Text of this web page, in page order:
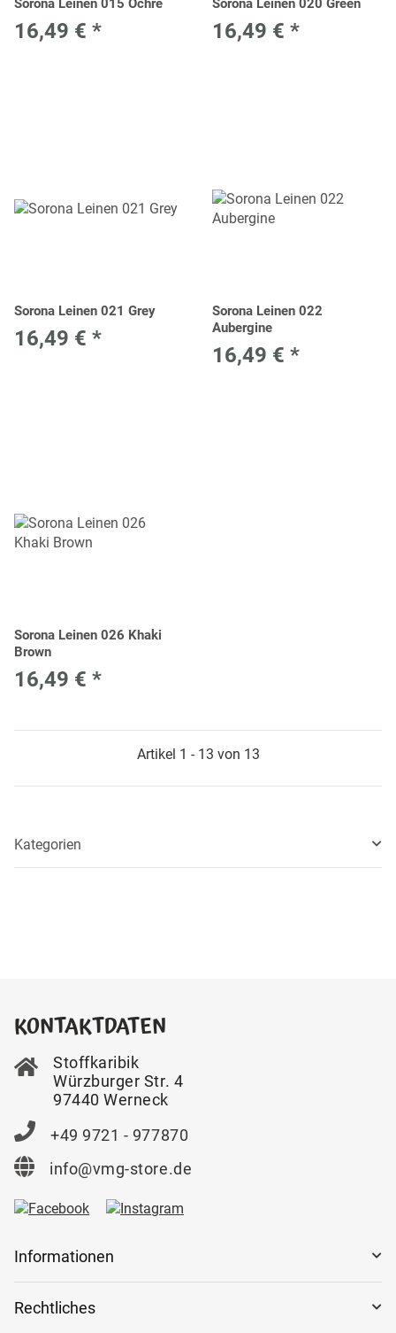
Sorona Leinen 015 Ochre
16,49 € *
Sorona Leinen 020 Green
16,49 € *
Sorona Leinen 021 Grey
16,49 € *
Sorona Leinen 022
Aubergine
16,49 € *
Sorona Leinen 026 Khaki
Brown
16,49 € *
Artikel 1 - 13 von 13
Kategorien
KONTAKTDATEN
Stoffkaribik
Würzburger Str. 4
97440 Werneck
+49 9721 - 977870
info@vmg-store.de
Informationen
Rechtliches